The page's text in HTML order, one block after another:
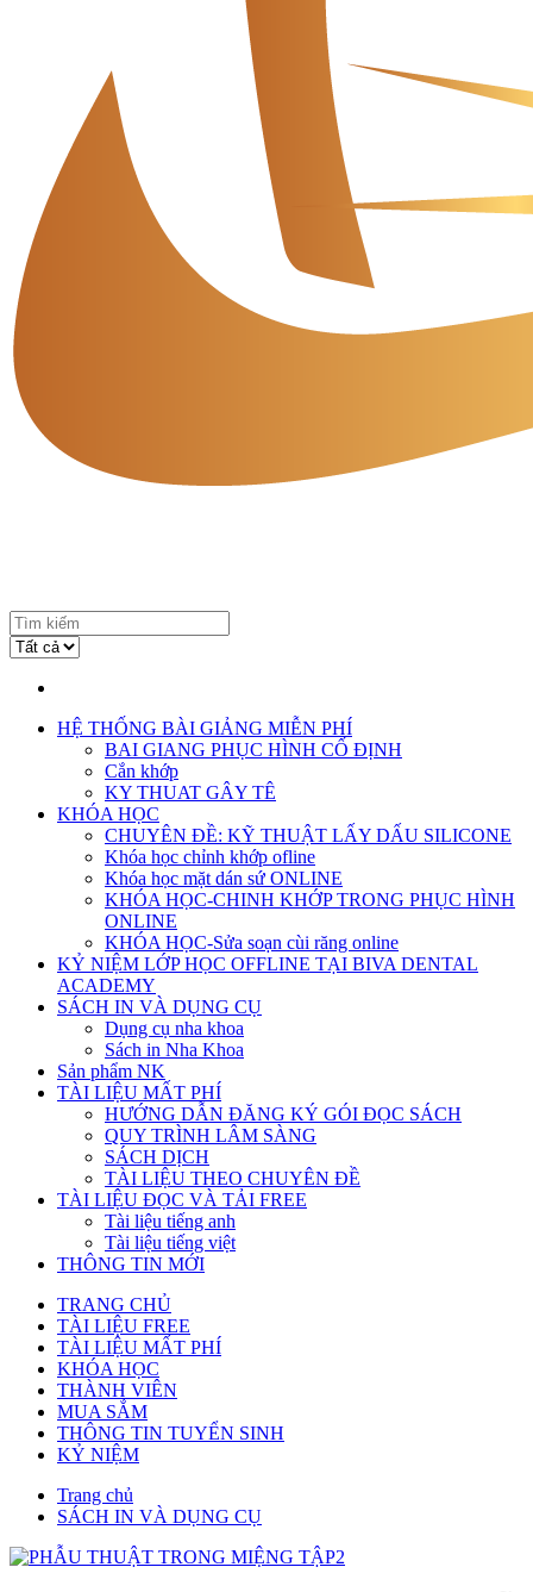
HỆ THỐNG BÀI GIẢNG MIỄN PHÍ
BAI GIANG PHỤC HÌNH CỐ ĐỊNH
Cắn khớp
KY THUAT GÂY TÊ
KHÓA HỌC
CHUYÊN ĐỀ: KỸ THUẬT LẤY DẤU SILICONE
Khóa học chỉnh khớp ofline
Khóa học mặt dán sứ ONLINE
KHÓA HỌC-CHINH KHỚP TRONG PHỤC HÌNH
ONLINE
KHÓA HỌC-Sửa soạn cùi răng online
KỶ NIỆM LỚP HỌC OFFLINE TẠI BIVA DENTAL
ACADEMY
SÁCH IN VÀ DỤNG CỤ
Dụng cụ nha khoa
Sách in Nha Khoa
Sản phẩm NK
TÀI LIỆU MẤT PHÍ
HƯỚNG DẪN ĐĂNG KÝ GÓI ĐỌC SÁCH
QUY TRÌNH LÂM SÀNG
SÁCH DỊCH
TÀI LIỆU THEO CHUYÊN ĐỀ
TÀI LIỆU ĐỌC VÀ TẢI FREE
Tài liệu tiếng anh
Tài liệu tiếng việt
THÔNG TIN MỚI
TRANG CHỦ
TÀI LIỆU FREE
TÀI LIỆU MẤT PHÍ
KHÓA HỌC
THÀNH VIÊN
MUA SẮM
THÔNG TIN TUYỂN SINH
KỶ NIỆM
Trang chủ
SÁCH IN VÀ DỤNG CỤ